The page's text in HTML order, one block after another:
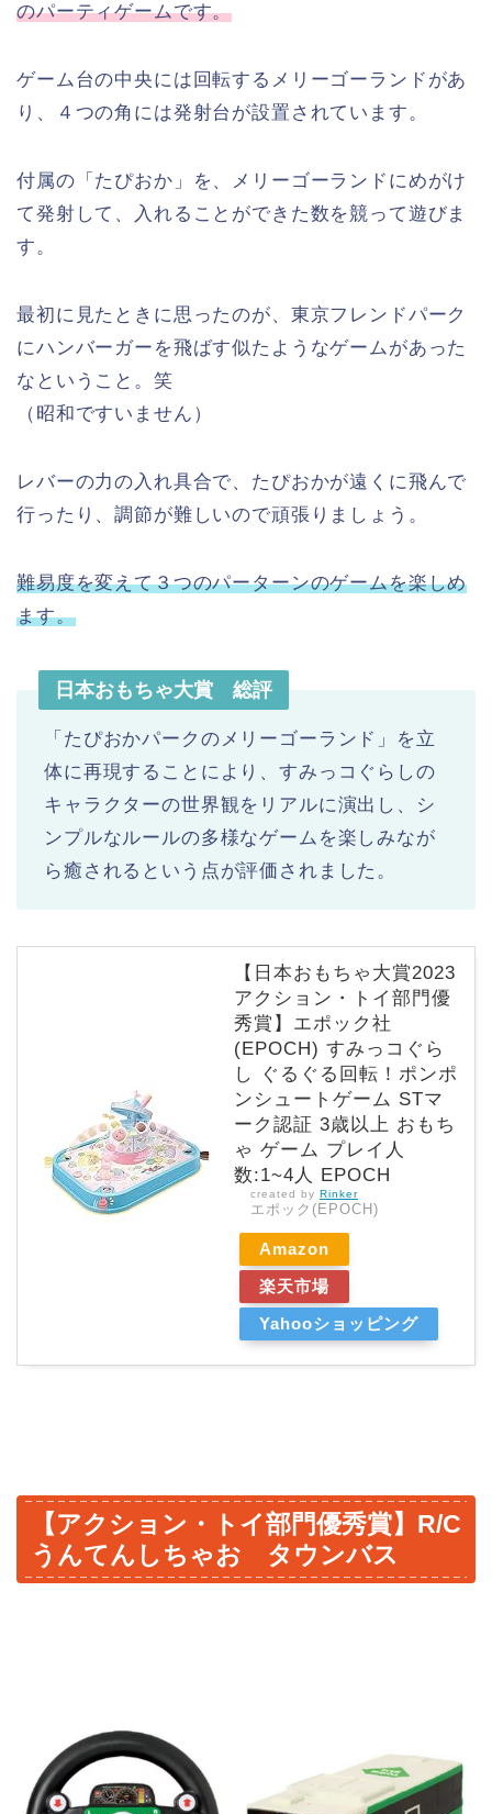
のパーティゲームです。
ゲーム台の中央には回転するメリーゴーランドがあ
り、４つの角には発射台が設置されています。
付属の「たぴおか」を、メリーゴーランドにめがけ
て発射して、入れることができた数を競って遊びま
す。
最初に見たときに思ったのが、東京フレンドパーク
にハンバーガーを飛ばす似たようなゲームがあった
なということ。笑
（昭和ですいません）
レバーの力の入れ具合で、たぴおかが遠くに飛んで
行ったり、調節が難しいので頑張りましょう。
難易度を変えて３つのパーターンのゲームを楽しめ
ます。
日本おもちゃ大賞 総評
「たぴおかパークのメリーゴーランド」を立
体に再現することにより、すみっコぐらしの
キャラクターの世界観をリアルに演出し、シ
ンプルなルールの多様なゲームを楽しみなが
ら癒されるという点が評価されました。
【日本おもちゃ大賞2023
アクション・トイ部門優
秀賞】エポック社
(EPOCH) すみっコぐら
し ぐるぐる回転！ポンポ
ンシュートゲーム STマ
ーク認証 3歳以上 おもち
ゃ ゲーム プレイ人
数:1~4人 EPOCH
created by Rinker
エポック(EPOCH)
Amazon
楽天市場
Yahooショッピング
【アクション・トイ部門優秀賞】R/C
うんてんしちゃお タウンバス